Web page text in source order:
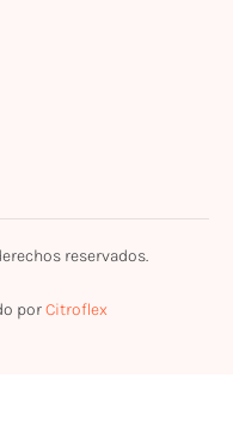
reservados.
porCitroflex